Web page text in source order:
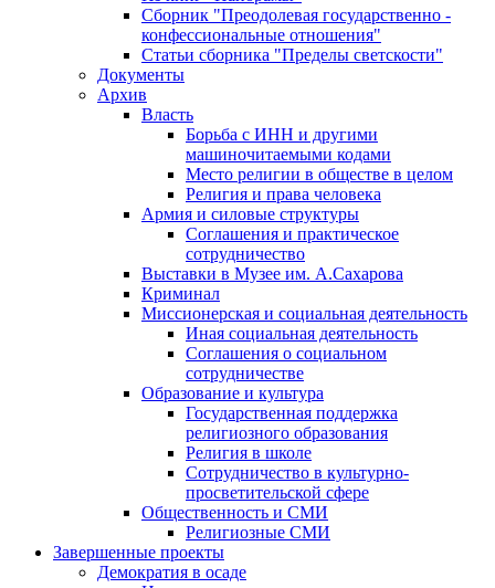
Сборник "Преодолевая государственно -
конфессиональные отношения"
Статьи сборника "Пределы светскости"
Документы
Архив
Власть
Борьба с ИНН и другими
машиночитаемыми кодами
Место религии в обществе в целом
Религия и права человека
Армия и силовые структуры
Соглашения и практическое
сотрудничество
Выставки в Музее им. А.Сахарова
Криминал
Миссионерская и социальная деятельность
Иная социальная деятельность
Соглашения о социальном
сотрудничестве
Образование и культура
Государственная поддержка
религиозного образования
Религия в школе
Сотрудничество в культурно-
просветительской сфере
Общественность и СМИ
Религиозные СМИ
Завершенные проекты
Демократия в осаде